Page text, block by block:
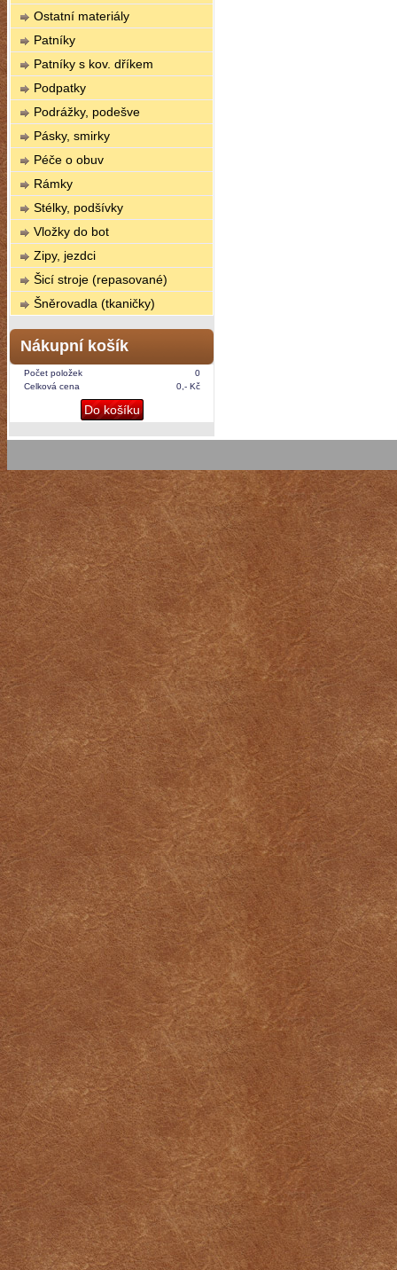
Ostatní materiály
Patníky
Patníky s kov. dříkem
Podpatky
Podrážky, podešve
Pásky, smirky
Péče o obuv
Rámky
Stélky, podšívky
Vložky do bot
Zipy, jezdci
Šicí stroje (repasované)
Šněrovadla (tkaničky)
Nákupní košík
Počet položek
0
Celková cena
0,- Kč
Do košíku